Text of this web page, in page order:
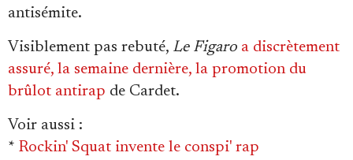
antisémite.
Visiblement pas rebuté, Le Figaro a discrètement
assuré, la semaine dernière, la promotion du
brûlot antirap de Cardet.
Voir aussi :
* Rockin' Squat invente le conspi' rap